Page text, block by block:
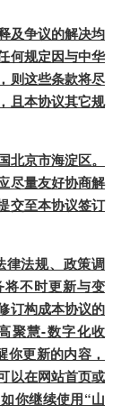
及争议的解决均
何规定因与中华
则这些条款将尽
且本协议其它规
北京市海淀区。
尽量友好协商解
交至本协议签订
律法规、政策调
不时更新与变
订构成本协议的
聚慧-数字化收
更新的内容，
以在网站首页或
你继续使用“山